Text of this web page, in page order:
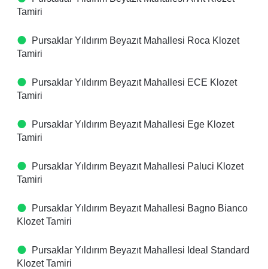
Tamiri
Pursaklar Yıldırım Beyazıt Mahallesi Roca Klozet
Tamiri
Pursaklar Yıldırım Beyazıt Mahallesi ECE Klozet
Tamiri
Pursaklar Yıldırım Beyazıt Mahallesi Ege Klozet
Tamiri
Pursaklar Yıldırım Beyazıt Mahallesi Paluci Klozet
Tamiri
Pursaklar Yıldırım Beyazıt Mahallesi Bagno Bianco
Klozet Tamiri
Pursaklar Yıldırım Beyazıt Mahallesi Ideal Standard
Klozet Tamiri